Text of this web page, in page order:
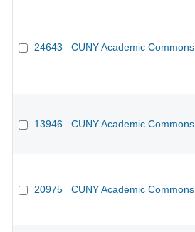
24643 CUNY Academic Commons
13946 CUNY Academic Commons
20975 CUNY Academic Commons